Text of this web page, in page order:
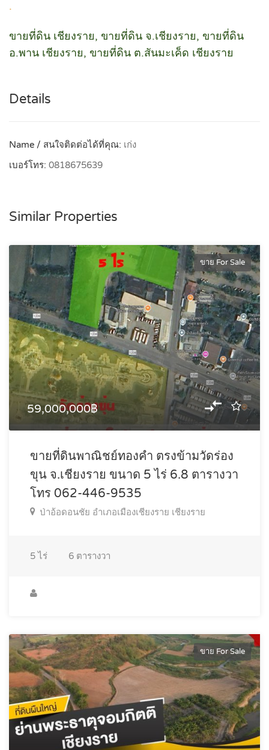
.
ขายที่ดิน เชียงราย, ขายที่ดิน จ.เชียงราย, ขายที่ดิน
อ.พาน เชียงราย, ขายที่ดิน ต.สันมะเค็ด เชียงราย
Details
Name / สนใจติดต่อได้ที่คุณ: เก่ง
เบอร์โทร: 0818675639
Similar Properties
ขาย For Sale
59,000,000฿
ขายที่ดินพาณิชย์ทองคำ ตรงข้ามวัดร่อง
ขุน จ.เชียงราย ขนาด 5 ไร่ 6.8 ตารางวา
โทร 062-446-9535
ป่าอ้อดอนชัย อำเภอเมืองเชียงราย เชียงราย
5 ไร่ 6 ตารางวา
ขาย For Sale